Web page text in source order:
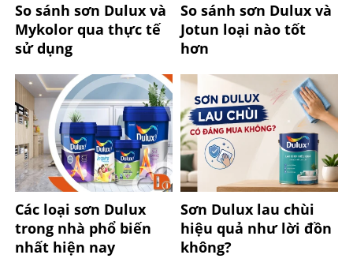
So sánh sơn Dulux và
Mykolor qua thực tế
sử dụng
So sánh sơn Dulux và
Jotun loại nào tốt
hơn
Các loại sơn Dulux
trong nhà phổ biến
nhất hiện nay
Sơn Dulux lau chùi
hiệu quả như lời đồn
không?